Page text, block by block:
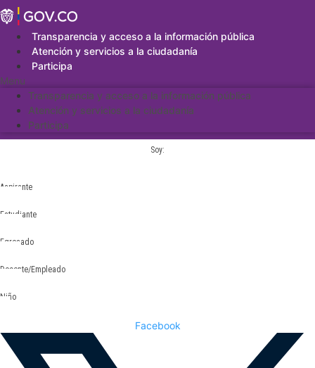
Saltar
al
contenidoTransparencia y acceso a la información pública
Atención y servicios a la ciudadanía
Participa
Menu
Transparencia y acceso a la información pública
Atención y servicios a la ciudadanía
Participa
Soy:
Aspirante
Estudiante
Egresado
Docente/Empleado
Niño
Facebook